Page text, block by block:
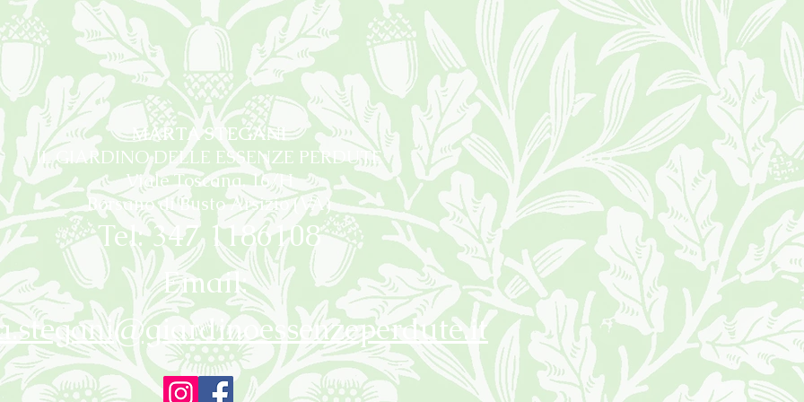
MARTA STEGANI
IL GIARDINO DELLE ESSENZE PERDUTE
Viale Toscana, 16/H
Borsano di Busto Arsizio (VA)
Tel: 347 1186108
Email: